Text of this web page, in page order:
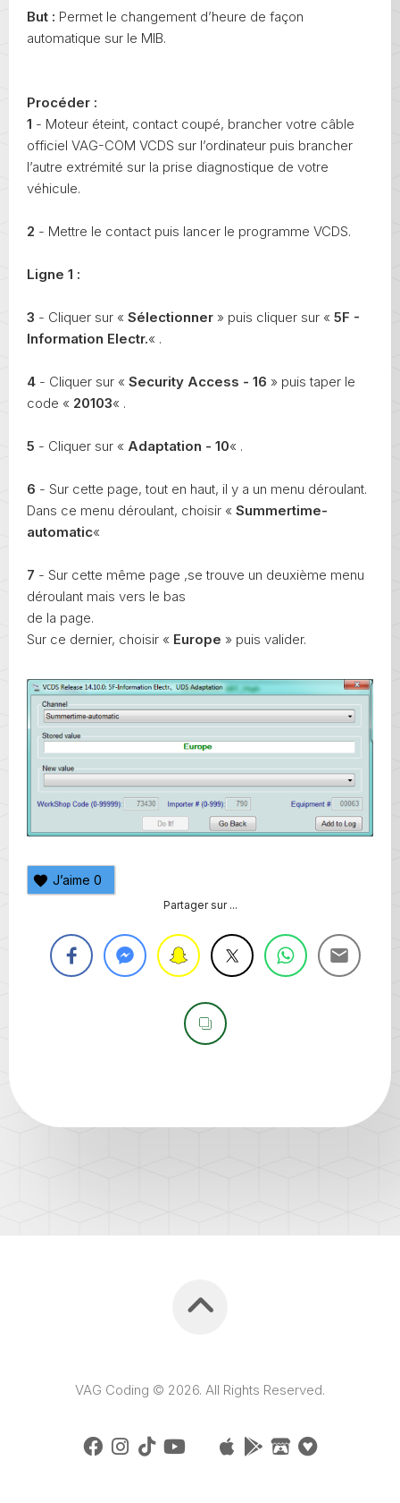
But : Permet le changement d’heure de façon
automatique sur le MIB.
Procéder :
1 - Moteur éteint, contact coupé, brancher votre câble
officiel VAG-COM VCDS sur l’ordinateur puis brancher
l’autre extrémité sur la prise diagnostique de votre
véhicule.
2 - Mettre le contact puis lancer le programme VCDS.
Ligne 1 :
3 - Cliquer sur « Sélectionner » puis cliquer sur « 5F -
Information Electr.« .
4 - Cliquer sur « Security Access - 16 » puis taper le
code « 20103« .
5 - Cliquer sur « Adaptation - 10« .
6 - Sur cette page, tout en haut, il y a un menu déroulant.
Dans ce menu déroulant, choisir « Summertime-
automatic«
7 - Sur cette même page ,se trouve un deuxième menu
déroulant mais vers le bas
de la page.
Sur ce dernier, choisir « Europe » puis valider.
J’aime 0
Partager sur ...
VAG Coding © 2026. All Rights Reserved.